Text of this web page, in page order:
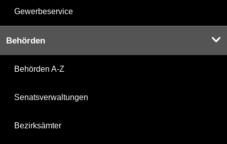
Gewerbeservice
Behörden
Behörden A-Z
Senatsverwaltungen
Bezirksämter